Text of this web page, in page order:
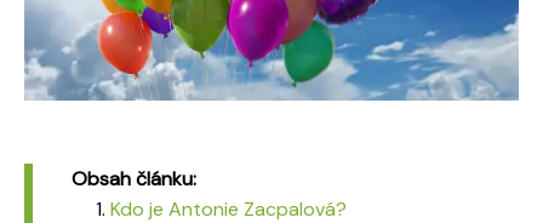
Obsah článku:
Kdo je Antonie Zacpalová?